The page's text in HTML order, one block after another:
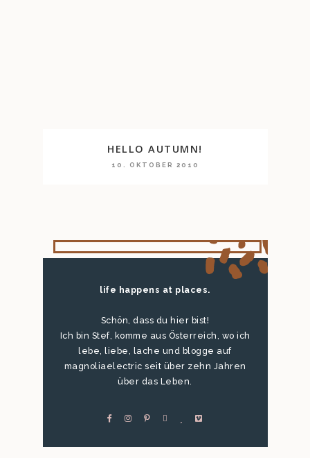
HELLO AUTUMN!
10. OKTOBER 2010
life happens at places.
Schön, dass du hier bist!
Ich bin Stef, komme aus Österreich, wo ich
lebe, liebe, lache und blogge auf
magnoliaelectric seit über zehn Jahren
über das Leben.